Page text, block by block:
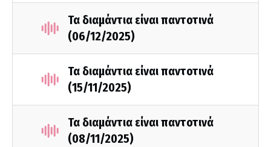
Τα διαμάντια είναι παντοτινά
(06/12/2025)
Τα διαμάντια είναι παντοτινά
(15/11/2025)
Τα διαμάντια είναι παντοτινά
(08/11/2025)